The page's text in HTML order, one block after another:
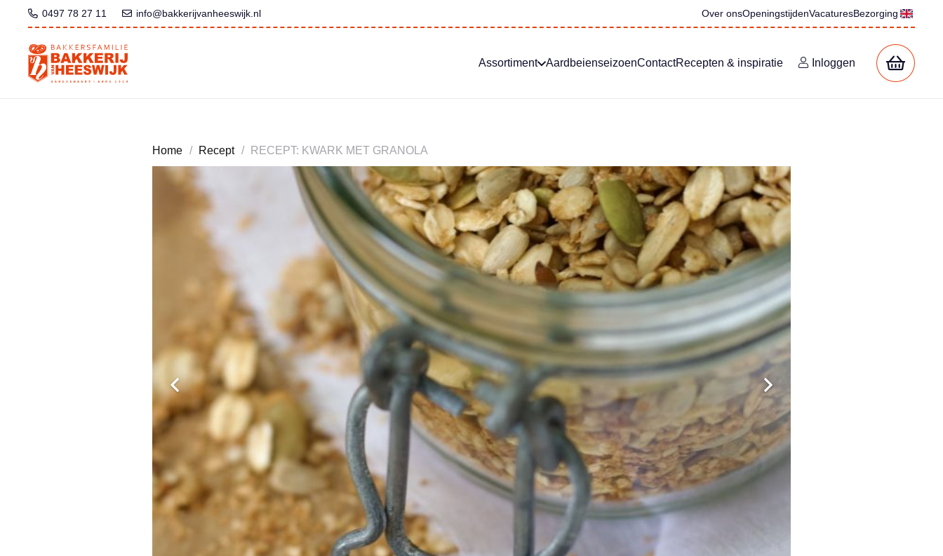
0497 78 27 11 info@bakkerijvanheeswijk.nl Over onsOpeningstijdenVacaturesBezorging
Assortiment AardbeienseizoenContactRecepten & inspiratie Inloggen
Home / Recept / RECEPT: KWARK MET GRANOLA